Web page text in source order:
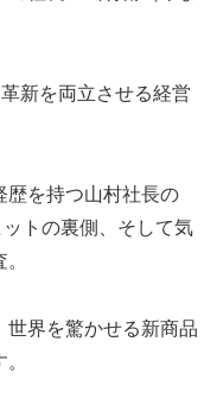
新を両立させる経営
歴を持つ山村社長の
トの裏側、そして気
世界を驚かせる新商品